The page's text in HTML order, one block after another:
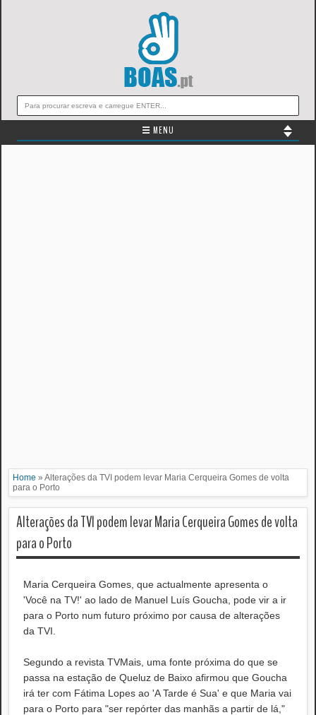
☰ MENU
Home » Alterações da TVI podem levar Maria Cerqueira Gomes de volta
para o Porto
Alterações da TVI podem levar Maria Cerqueira Gomes de volta
para o Porto
Maria Cerqueira Gomes, que actualmente apresenta o
'Você na TV!' ao lado de Manuel Luís Goucha, pode vir a ir
para o Porto num futuro próximo por causa de alterações
da TVI.
Segundo a revista TVMais, uma fonte próxima do que se
passa na estação de Queluz de Baixo afirmou que Goucha
irá ter com Fátima Lopes ao 'A Tarde é Sua' e que Maria vai
para o Porto para "ser repórter das manhãs a partir de lá,"